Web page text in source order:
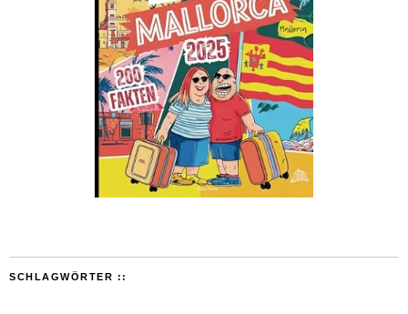
SCHLAGWÖRTER ::